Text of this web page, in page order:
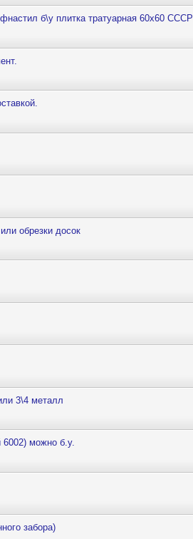
б\у плитка тратуарная 60х60 СССР
обрезки досок
3\4 металл
можно б.у.
забора)